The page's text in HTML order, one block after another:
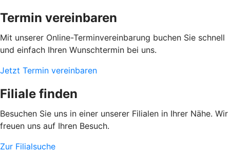
Termin vereinbaren
Mit unserer Online-Terminvereinbarung buchen Sie schnell
und einfach Ihren Wunschtermin bei uns.
Jetzt Termin vereinbaren
Filiale finden
Besuchen Sie uns in einer unserer Filialen in Ihrer Nähe. Wir
freuen uns auf Ihren Besuch.
Zur Filialsuche